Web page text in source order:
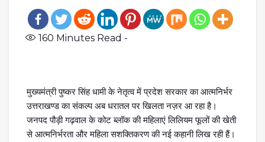
160 Minutes Read -
मुख्यमंत्री पुष्कर सिंह धामी के नेतृत्व में प्रदेश सरकार का आत्मनिर्भर
उत्तराखण्ड का संकल्प अब धरातल पर खिलता नज़र आ रहा है।
जनपद पौड़ी गढ़वाल के कोट ब्लॉक की महिलाएं लिलियम फूलों की खेती
से आत्मनिर्भरता और महिला सशक्तिकरण की नई कहानी लिख रही हैं।